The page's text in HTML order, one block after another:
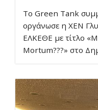
Το Green Tank
οργάνωσε η ΧΕΝ
ΕΛΚΕΘΕ με τίτλο
Mortum???» στο